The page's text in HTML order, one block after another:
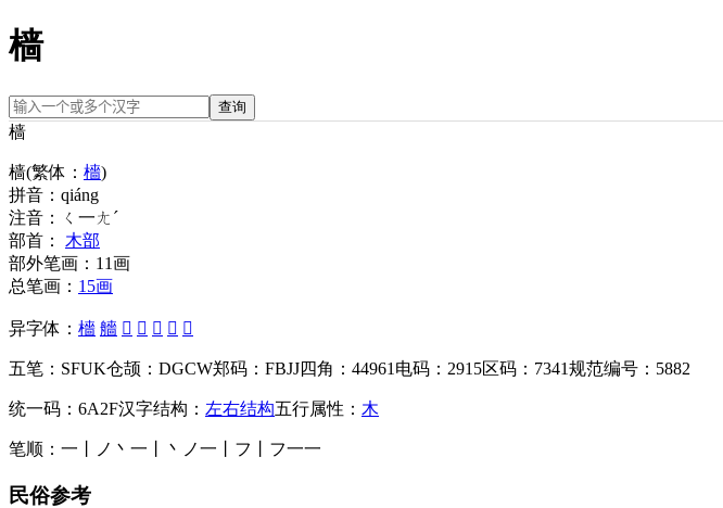
樯
查询
樯
樯(繁体： 檣)
拼音： qiáng
注音：
ㄑ一ㄤˊ
部首：
木部
部外笔画： 11画
总笔画： 15画
异字体： 檣 艢 𣝿 𣞋 𣞱 𣞸 𤕽
五笔： SFUK仓颉： DGCW郑码： FBJJ四角： 44961 电码： 2915区码： 7341规范编号： 5882
统一码： 6A2F汉字结构： 左右结构五行属性： 木
笔顺： 一丨ノ丶一丨丶ノ一丨フ丨フ一一
民俗参考